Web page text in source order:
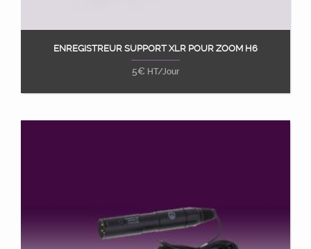
Ajouter au panier
ENREGISTREUR SUPPORT XLR POUR ZOOM H6
5€ HT/Jour